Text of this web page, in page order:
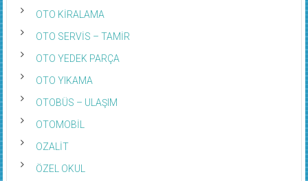
OTO KİRALAMA
OTO SERVİS – TAMİR
OTO YEDEK PARÇA
OTO YIKAMA
OTOBÜS – ULAŞIM
OTOMOBİL
OZALİT
ÖZEL OKUL